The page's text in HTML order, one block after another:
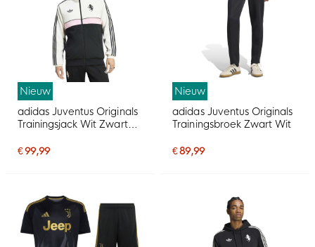
Nieuw
adidas Juventus Originals
Trainingsjack Wit Zwart
€ 99,99
Nieuw
adidas Juventus Originals
Trainingsbroek Zwart Wit
€ 89,99